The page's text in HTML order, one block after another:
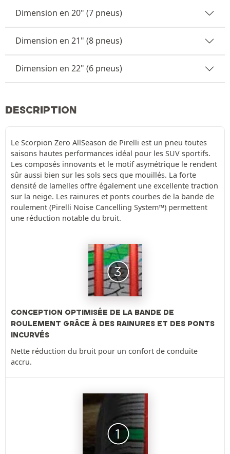
Dimension en 20" (7 pneus)
Dimension en 21" (8 pneus)
Dimension en 22" (6 pneus)
DESCRIPTION
Le Scorpion Zero AllSeason de Pirelli est un pneu toutes
saisons hautes performances idéal pour les SUV sportifs.
Les composés innovants et le motif asymétrique le rendent
sûr aussi bien sur les sols secs que mouillés. La forte
densité de lamelles offre également une excellente traction
sur la neige. Les rainures et ponts courbes de la bande de
roulement (Pirelli Noise Cancelling System™) permettent
une réduction notable du bruit.
CONCEPTION OPTIMISÉE DE LA BANDE DE
ROULEMENT GRÂCE À DES RAINURES ET DES PONTS
INCURVÉS
Nette réduction du bruit pour un confort de conduite
accru.